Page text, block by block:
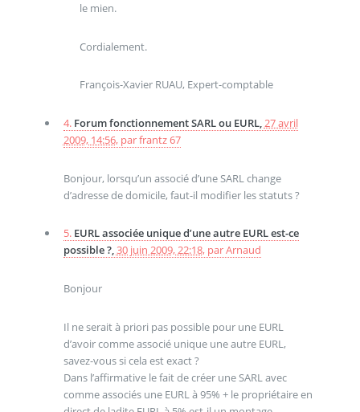
le mien.
Cordialement.
François-Xavier RUAU, Expert-comptable
4. Forum fonctionnement SARL ou EURL,27 avril
2009, 14:56, parfrantz 67
Bonjour, lorsqu’un associé d’une SARL change
d’adresse de domicile, faut-il modifier les statuts ?
5. EURL associée unique d’une autre EURL est-ce
possible ?,30 juin 2009, 22:18, parArnaud
Bonjour
Il ne serait à priori pas possible pour une EURL
d’avoir comme associé unique une autre EURL,
savez-vous si cela est exact ?
Dans l’affirmative le fait de créer une SARL avec
comme associés une EURL à 95% + le propriétaire en